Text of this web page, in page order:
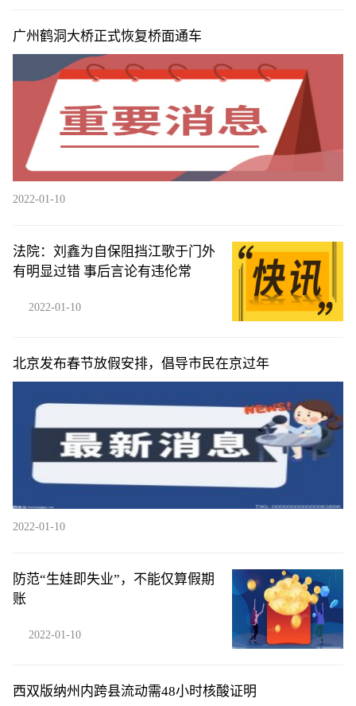
广州鹤洞大桥正式恢复桥面通车
2022-01-10
法院：刘鑫为自保阻挡江歌于门外
有明显过错 事后言论有违伦常
2022-01-10
北京发布春节放假安排，倡导市民在京过年
2022-01-10
防范“生娃即失业”，不能仅算假期
账
2022-01-10
西双版纳州内跨县流动需48小时核酸证明